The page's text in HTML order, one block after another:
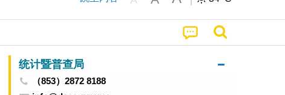
统计暨普查局
（853）2872 8188